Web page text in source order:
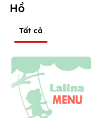
Hồ
Tất cả